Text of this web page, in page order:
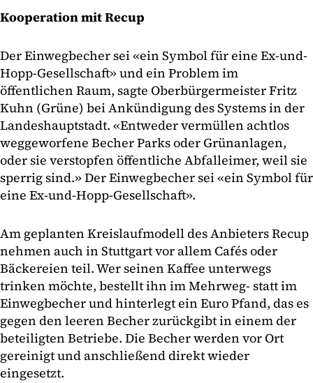
Kooperation mit Recup
Der Einwegbecher sei «ein Symbol für eine Ex-und-
Hopp-Gesellschaft» und ein Problem im
öffentlichen Raum, sagte Oberbürgermeister Fritz
Kuhn (Grüne) bei Ankündigung des Systems in der
Landeshauptstadt. «Entweder vermüllen achtlos
weggeworfene Becher Parks oder Grünanlagen,
oder sie verstopfen öffentliche Abfalleimer, weil sie
sperrig sind.» Der Einwegbecher sei «ein Symbol für
eine Ex-und-Hopp-Gesellschaft».
Am geplanten Kreislaufmodell des Anbieters Recup
nehmen auch in Stuttgart vor allem Cafés oder
Bäckereien teil. Wer seinen Kaffee unterwegs
trinken möchte, bestellt ihn im Mehrweg- statt im
Einwegbecher und hinterlegt ein Euro Pfand, das es
gegen den leeren Becher zurückgibt in einem der
beteiligten Betriebe. Die Becher werden vor Ort
gereinigt und anschließend direkt wieder
eingesetzt.